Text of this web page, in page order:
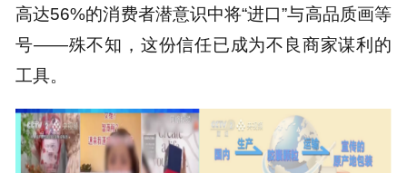
高达56%的消费者潜意识中将“进口”与高品质画等
号——殊不知，这份信任已成为不良商家谋利的
工具。